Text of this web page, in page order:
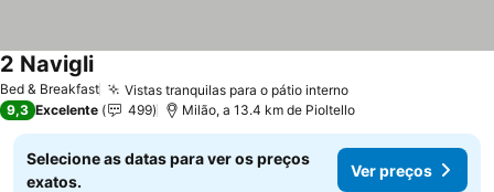
Bed & Breakfast Vistas tranquilas para o pátio internoVer preços
2 NavigliVer preços
9,3 Excelente 499 Milão, a 13.4 km de Pioltello
Selecione as datas para ver os preços
exatos.
Ver preços